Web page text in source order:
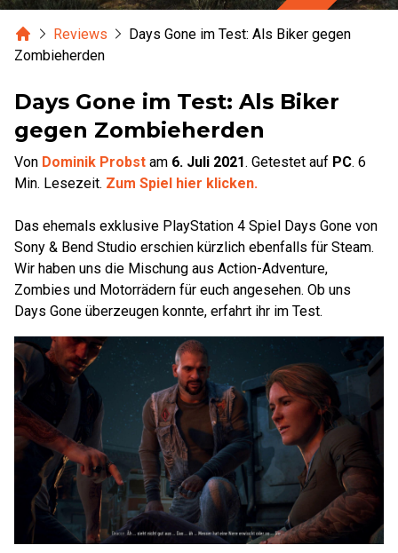
HomeReviews
Days Gone im Test: Als Biker gegen
Zombieherden
Days Gone im Test: Als Biker
gegen Zombieherden
Von Dominik Probst am 6. Juli 2021. Getestet auf PC. 6
Min. Lesezeit. Zum Spiel hier klicken.
Das ehemals exklusive PlayStation 4 Spiel Days Gone von
Sony & Bend Studio erschien kürzlich ebenfalls für Steam.
Wir haben uns die Mischung aus Action-Adventure,
Zombies und Motorrädern für euch angesehen. Ob uns
Days Gone überzeugen konnte, erfahrt ihr im Test.